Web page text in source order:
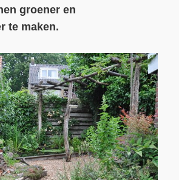
groener en
te maken.
LIFE-IP Klimaatadaptatie